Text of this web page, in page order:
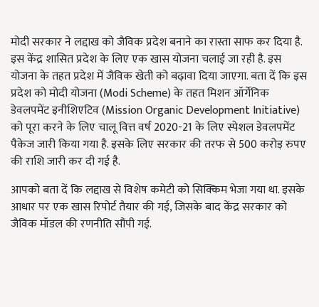
मोदी सरकार ने लद्दाख को जैविक प्रदेश बनाने का रास्ता साफ कर दिया है.
इस केंद्र शासित प्रदेश के लिए एक खास योजना चलाई जा रही है. इस
योजना के तहत प्रदेश में जैविक खेती को बढ़ावा दिया जाएगा. बता दें कि इस
प्रदेश को मोदी योजना (Modi Scheme) के तहत मिशन ऑर्गेनिक
डेवलपमेंट इनीशिएटिव (Mission Organic Development Initiative)
को पूरा करने के लिए चालू वित्त वर्ष 2020-21 के लिए स्पेशल डेवलपमेंट
पैकेज जारी किया गया है. इसके लिए सरकार की तरफ से 500 करोड़ रुपए
की राशि जारी कर दी गई है.
आपको बता दें कि लद्दाख से विशेष कमेटी को सिक्किम भेजा गया था. इसके
आधार पर एक खास रिपोर्ट तैयार की गई, जिसके बाद केंद्र सरकार को
जैविक मॉडल की रणनीति सौंपी गई.